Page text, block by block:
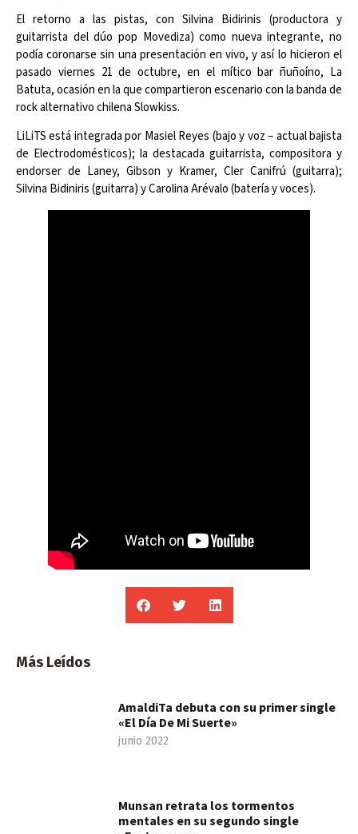
El retorno a las pistas, con Silvina Bidirinis (productora y
guitarrista del dúo pop Movediza) como nueva integrante, no
podía coronarse sin una presentación en vivo, y así lo hicieron el
pasado viernes 21 de octubre, en el mítico bar ñuñoíno, La
Batuta, ocasión en la que compartieron escenario con la banda de
rock alternativo chilena Slowkiss.
LiLiTS está integrada por Masiel Reyes (bajo y voz – actual bajista
de Electrodomésticos); la destacada guitarrista, compositora y
endorser de Laney, Gibson y Kramer, Cler Canifrú (guitarra);
Silvina Bidiniris (guitarra) y Carolina Arévalo (batería y voces).
Más Leídos
AmaldiTa debuta con su primer single
«El Día De Mi Suerte»
junio 2022
Munsan retrata los tormentos
mentales en su segundo single